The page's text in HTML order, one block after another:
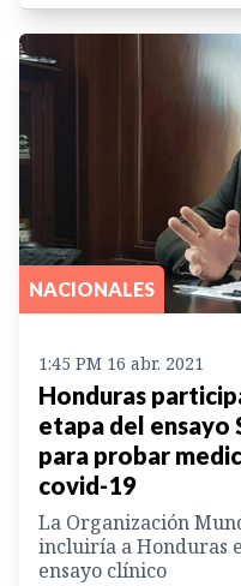
NACIONALES
1:45 PM 16 abr. 2021
Honduras
etapa del ensayo
para probar
covid-19
La Organización
incluiría a Honduras
ensayo clínico